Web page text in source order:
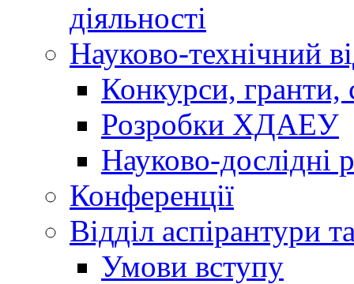
діяльності
Науково-технічний
Конкурси, гранти,
Розробки ХДАЕУ
Науково-дослідні
Конференції
Відділ аспірантури
Умови вступу